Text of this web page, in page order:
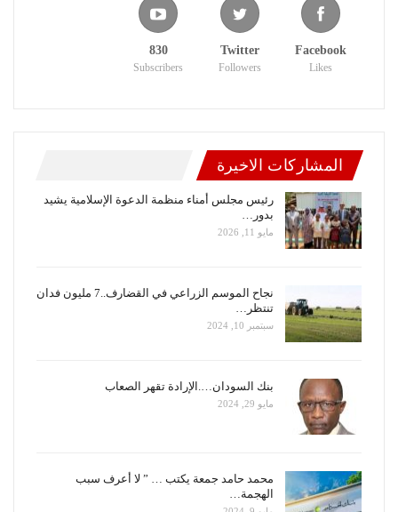
Facebook
Likes
Twitter
Followers
830
Subscribers
المشاركات الاخيرة
رئيس مجلس أمناء منظمة الدعوة الإسلامية يشيد
بدور…
مايو 11, 2026
نجاح الموسم الزراعي في القضارف..7 مليون فدان
تنتظر…
سبتمبر 10, 2024
بنك السودان….الإرادة تقهر الصعاب
مايو 29, 2024
محمد حامد جمعة يكتب … ” لا أعرف سبب
الهجمة…